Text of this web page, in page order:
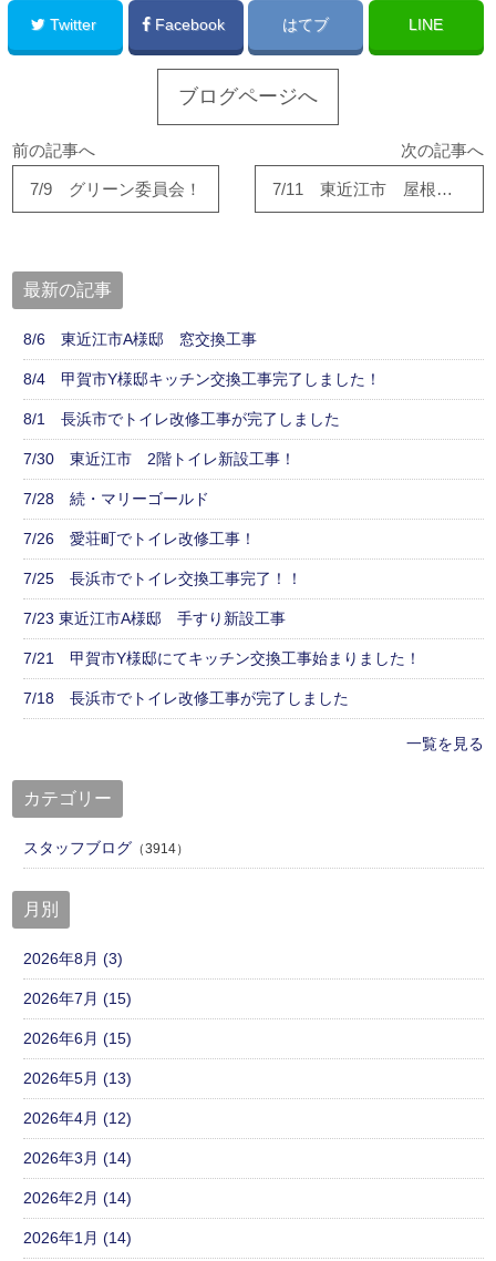
Twitter Facebook はてブ LINE
ブログページへ
前の記事へ
7/9 グリーン委員会！
次の記事へ
7/11 東近江市 屋根工事！
最新の記事
8/6 東近江市A様邸 窓交換工事
8/4 甲賀市Y様邸キッチン交換工事完了しました！
8/1 長浜市でトイレ改修工事が完了しました
7/30 東近江市 2階トイレ新設工事！
7/28 続・マリーゴールド
7/26 愛荘町でトイレ改修工事！
7/25 長浜市でトイレ交換工事完了！！
7/23 東近江市A様邸 手すり新設工事
7/21 甲賀市Y様邸にてキッチン交換工事始まりました！
7/18 長浜市でトイレ改修工事が完了しました
一覧を見る
カテゴリー
スタッフブログ （3914）
月別
2026年8月 (3)
2026年7月 (15)
2026年6月 (15)
2026年5月 (13)
2026年4月 (12)
2026年3月 (14)
2026年2月 (14)
2026年1月 (14)